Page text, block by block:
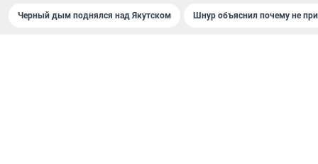
Черный дым поднялся над Якутском Шнур объяснил почему не